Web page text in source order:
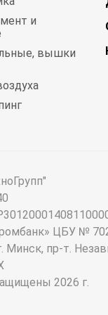
и
вышки
ЦБУ №
Минск, пр-т.
2026 г.